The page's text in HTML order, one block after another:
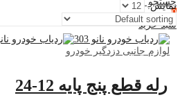
0
سبد خرید
نمایش:
لوازم جانبی دزدگیر خودرو
رله قطع پنج پایه 12-24